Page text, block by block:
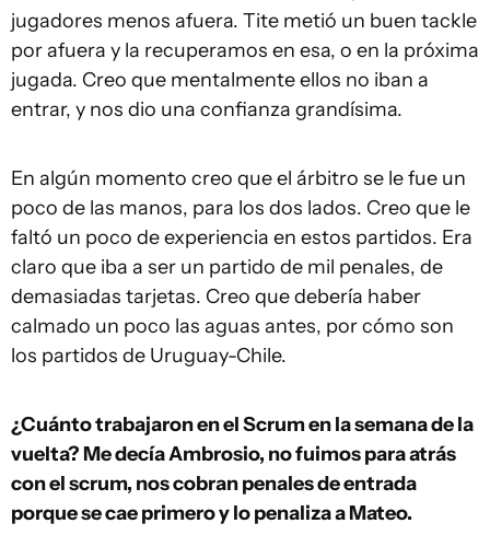
jugadores menos afuera. Tite metió un buen tackle
por afuera y la recuperamos en esa, o en la próxima
jugada. Creo que mentalmente ellos no iban a
entrar, y nos dio una confianza grandísima.
En algún momento creo que el árbitro se le fue un
poco de las manos, para los dos lados. Creo que le
faltó un poco de experiencia en estos partidos. Era
claro que iba a ser un partido de mil penales, de
demasiadas tarjetas. Creo que debería haber
calmado un poco las aguas antes, por cómo son
los partidos de Uruguay-Chile.
¿Cuánto trabajaron en el Scrum en la semana de la
vuelta? Me decía Ambrosio, no fuimos para atrás
con el scrum, nos cobran penales de entrada
porque se cae primero y lo penaliza a Mateo.